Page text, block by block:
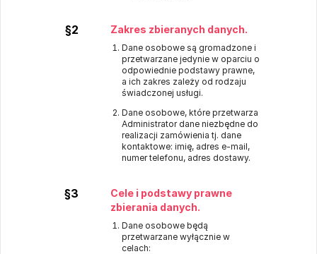
§2 Zakres zbieranych danych.
Dane osobowe są gromadzone i
przetwarzane jedynie w oparciu o
odpowiednie podstawy prawne,
a ich zakres zależy od rodzaju
świadczonej usługi.
Dane osobowe, które przetwarza
Administrator dane niezbędne do
realizacji zamówienia tj. dane
kontaktowe: imię, adres e-mail,
numer telefonu, adres dostawy.
§3
Cele i podstawy prawne
zbierania danych.
Dane osobowe będą
przetwarzane wyłącznie w
celach: